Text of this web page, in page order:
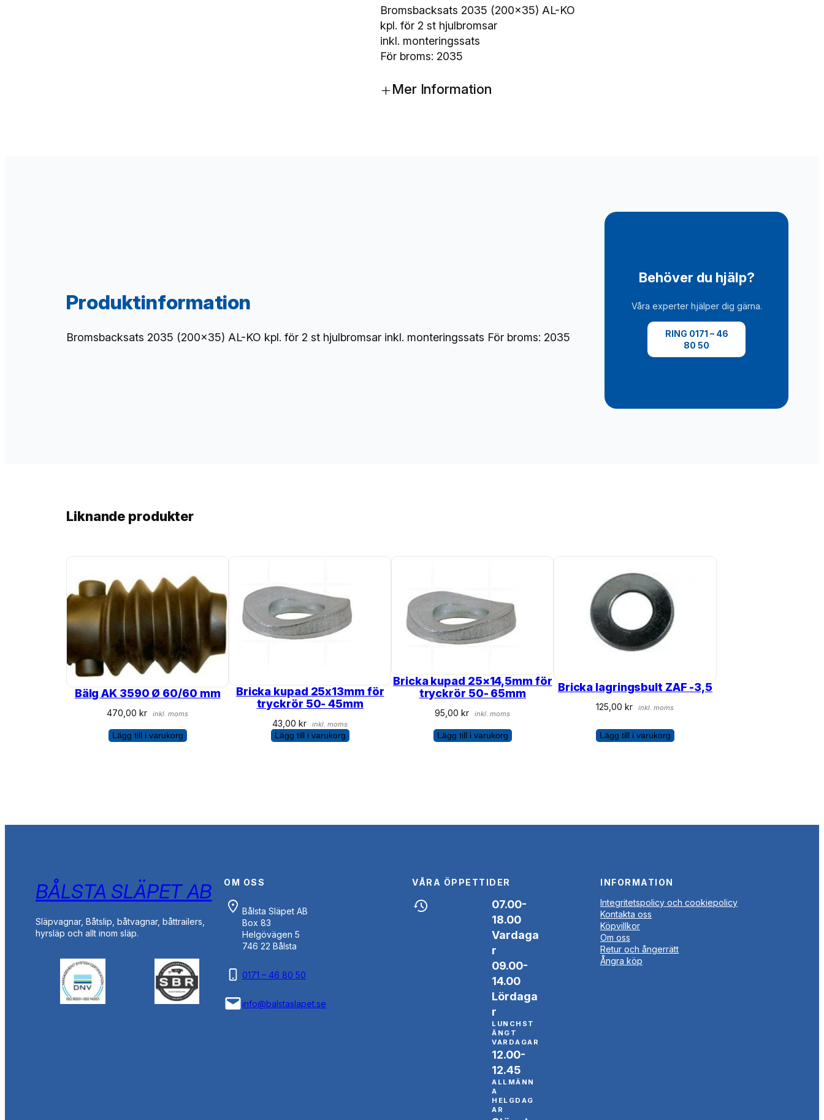
a
c
k
s
Bromsbacksats 2035 (200×35) AL-KO
kpl. för 2 st hjulbromsar
inkl. monteringssats
För broms: 2035
+Mer Information
Produktinformation
Bromsbacksats 2035 (200×35) AL-KO kpl. för 2 st hjulbromsar inkl. monteringssats För broms: 2035
Behöver du hjälp?
Våra experter hjälper dig gärna.
RING 0171 – 46
80 50
Liknande produkter
Bälg AK 3590 Ø 60/60 mm
470,00kr inkl. moms
Lägg till i varukorg
Bricka kupad 25x13mm för
tryckrör 50- 45mm
43,00kr inkl. moms
Lägg till i varukorg
Bricka kupad 25×14,5mm för
tryckrör 50- 65mm
95,00kr inkl. moms
Lägg till i varukorg
Bricka lagringsbult ZAF -3,5
125,00kr inkl. moms
Lägg till i varukorg
BÅLSTA SLÄPET AB
Släpvagnar, Båtslip, båtvagnar, båttrailers,
hyrsläp och allt inom släp.
OM OSS
Bålsta Släpet AB
Box 83
Helgövägen 5
746 22 Bålsta
0171 – 46 80 50
info@balstaslapet.se
VÅRA ÖPPETTIDER
07.00-
18.00
Vardaga
r
09.00-
14.00
Lördaga
r
LUNCHST
ÄNGT
VARDAGAR
12.00-
12.45
ALLMÄNN
A
HELGDAG
AR
INFORMATION
Integritetspolicy och cookiepolicy
Kontakta oss
Köpvillkor
Om oss
Retur och ångerrätt
Ångra köp